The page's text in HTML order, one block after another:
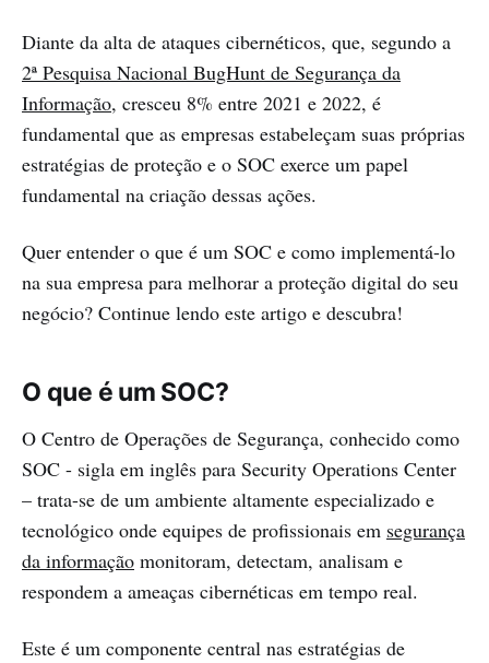
Diante da alta de ataques cibernéticos, que, segundo a
2ª Pesquisa Nacional BugHunt de Segurança da
Informação, cresceu 8% entre 2021 e 2022, é
fundamental que as empresas estabeleçam suas próprias
estratégias de proteção e o SOC exerce um papel
fundamental na criação dessas ações.
Quer entender o que é um SOC e como implementá-lo
na sua empresa para melhorar a proteção digital do seu
negócio? Continue lendo este artigo e descubra!
O que é um SOC?
O Centro de Operações de Segurança, conhecido como
SOC - sigla em inglês para Security Operations Center
– trata-se de um ambiente altamente especializado e
tecnológico onde equipes de profissionais em segurança
da informação monitoram, detectam, analisam e
respondem a ameaças cibernéticas em tempo real.
Este é um componente central nas estratégias de